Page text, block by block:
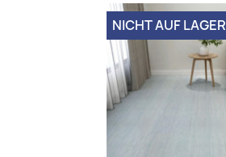
NICHT AUF LAGER